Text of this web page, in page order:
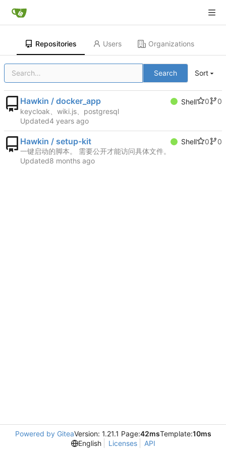
Repositories Users Organizations
Search Sort
Hawkin / docker_app Shell 0
0
keycloak、wiki.js、postgresql
Updated
Hawkin / setup-kit Shell 0
0
一键启动的脚本。 需要公开才能访问具体文件。
Updated
Powered by GiteaVersion: 1.21.1 Page:42msTemplate:10ms
English
Licenses API